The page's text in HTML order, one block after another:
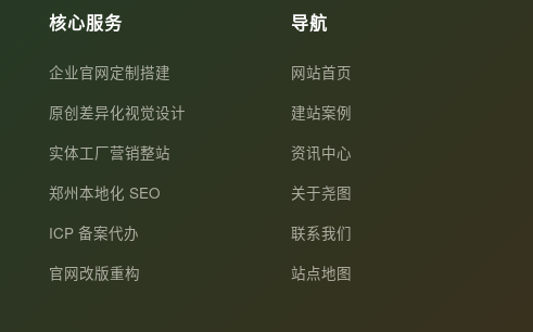
核心服务
企业官网定制搭建
原创差异化视觉设计
实体工厂营销整站
郑州本地化 SEO
ICP 备案代办
官网改版重构
导航
网站首页
建站案例
资讯中心
关于尧图
联系我们
站点地图